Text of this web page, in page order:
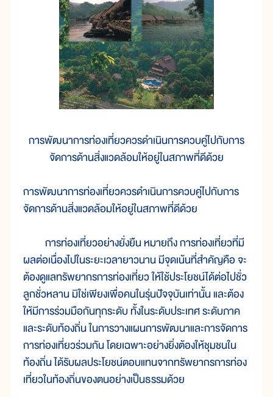
การพัฒนาการท่องเที่ยวควรดำเนินการควบคู่ไปกับการ
จัดการด้านสิ่งแวดล้อมให้อยู่ในสภาพที่ดีด้วย
การพัฒนาการท่องเที่ยวควรดำเนินการควบคู่ไปกับการ
จัดการด้านสิ่งแวดล้อมให้อยู่ในสภาพที่ดีด้วย
การท่องเที่ยวอย่างยั่งยืน หมายถึง การท่องเที่ยวที่มี
ผลต่อเนื่องไปในระยะเวลายาวนาน มีจุดเน้นที่สำคัญคือ จะ
ต้องดูแลทรัพยากรการท่องเที่ยว ให้ใช้ประโยชน์ได้ต่อไปชั่ว
ลูกชั่วหลาน มิใช่เพียงเพื่อคนในรุ่นปัจจุบันเท่านั้น และต้อง
ให้มีการร่วมมือกันทุกระดับ ทั้งในระดับประเทศ ระดับภาค
และระดับท้องถิ่น ในการวางแผนการพัฒนาและการจัดการ
การท่องเที่ยวร่วมกัน โดยเฉพาะอย่างยิ่งต้องให้ชุมชนใน
ท้องถิ่น ได้รับผลประโยชน์ตอบแทนจากทรัพยากรการท่อง
เที่ยวในท้องถิ่นของตนอย่างเป็นธรรมด้วย